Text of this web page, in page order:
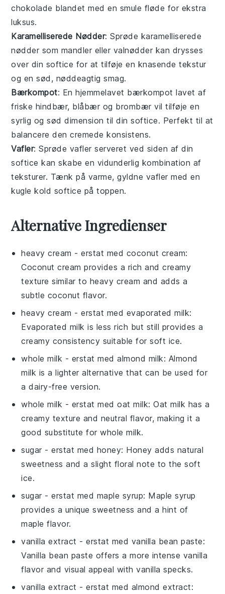
chokolade blandet med en smule fløde for ekstra
luksus.
Karamelliserede Nødder: Sprøde karamelliserede
nødder som mandler eller valnødder kan drysses
over din softice for at tilføje en knasende tekstur
og en sød, nøddeagtig smag.
Bærkompot: En hjemmelavet bærkompot lavet af
friske hindbær, blåbær og brombær vil tilføje en
syrlig og sød dimension til dinsoftice. Perfekt til at
balancere den cremede konsistens.
Vafler: Sprøde vafler serveret ved siden af din
softice kan skabe en vidunderlig kombination af
teksturer. Tænk på varme, gyldne vafler med en
kugle kold softice på toppen.
Alternative Ingredienser
heavy cream - erstat med coconut cream:
Coconut cream provides a rich and creamy
texture similar to heavy cream and adds a
subtle coconut flavor.
heavy cream - erstat med evaporated milk:
Evaporated milk is less rich but still provides a
creamy consistency suitable for soft ice.
whole milk - erstat medalmond milk: Almond
milk is a lighter alternative that can be used for
a dairy-free version.
whole milk - erstat medoat milk: Oat milk has a
creamy texture and neutral flavor, making it a
good substitute for whole milk.
sugar - erstat med honey: Honey adds natural
sweetness and a slight floral note to the soft
ice.
sugar - erstat med maple syrup: Maple syrup
provides a unique sweetness and a hint of
maple flavor.
vanilla extract - erstat med vanilla bean paste:
Vanilla bean paste offers a more intense vanilla
flavor and visual appeal with vanilla specks.
vanilla extract - erstat med almond extract: